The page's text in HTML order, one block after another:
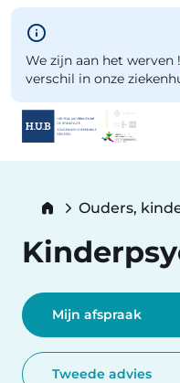
Skip to main content
We zijn aan het werven !
verschil in onze
content
Breadcrumb
Ouders,
Mijn afspraak
Tweede advies